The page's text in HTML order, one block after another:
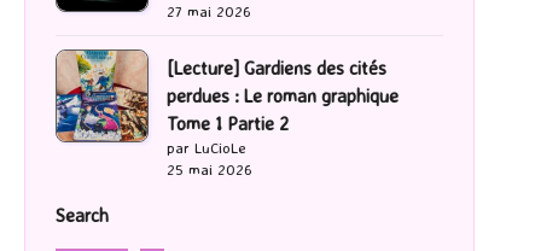
27 mai 2026
[Lecture] Gardiens des cités
perdues : Le roman graphique
Tome 1 Partie 2
par LuCioLe
25 mai 2026
Search